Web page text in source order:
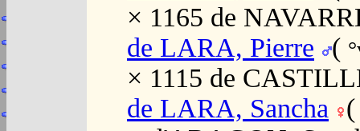
× 1165 de
de LARA, Pierre
(
× 1115 de
de LARA, Sancha